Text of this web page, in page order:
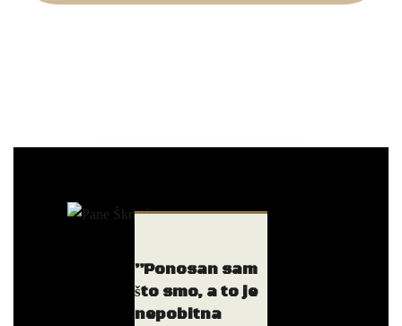
”Ponosan sam
što smo, a to je
nepobitna